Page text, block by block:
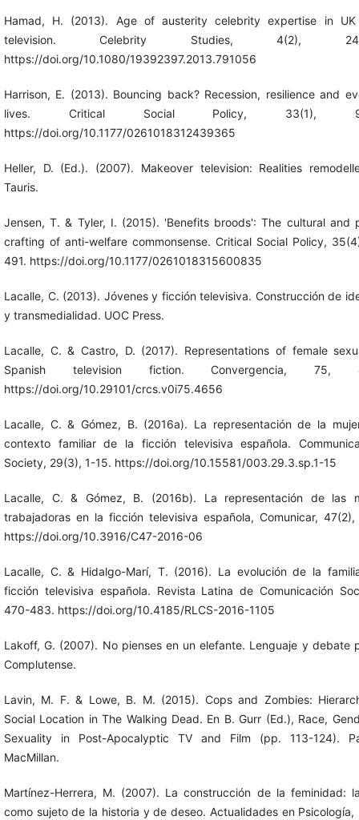
Hamad, H. (2013). Age of austerity celebrity expertise in UK
television. Celebrity Studies, 4(2), 245-
https://doi.org/10.1080/19392397.2013.791056
Harrison, E. (2013). Bouncing back? Recession, resilience and
lives. Critical Social Policy, 33(1), 97-
https://doi.org/10.1177/0261018312439365
Heller, D. (Ed.). (2007). Makeover television: Realities
Tauris.
Jensen, T. & Tyler, I. (2015). 'Benefits broods': The cultural and
crafting of anti-welfare commonsense. Critical Social Policy,
491. https://doi.org/10.1177/0261018315600835
Lacalle, C. (2013). Jóvenes y ficción televisiva. Construcción de
y transmedialidad. UOC Press.
Lacalle, C. & Castro, D. (2017). Representations of female
Spanish television fiction. Convergencia, 75,
https://doi.org/10.29101/crcs.v0i75.4656
Lacalle, C. & Gómez, B. (2016a). La representación de la
contexto familiar de la ficción televisiva española.
Society, 29(3), 1-15. https://doi.org/10.15581/003.29.3.sp.1-15
Lacalle, C. & Gómez, B. (2016b). La representación de las
trabajadoras en la ficción televisiva española, Comunicar,
https://doi.org/10.3916/C47-2016-06
Lacalle, C. & Hidalgo-Marí, T. (2016). La evolución de la
ficción televisiva española. Revista Latina de Comunicación
470-483. https://doi.org/10.4185/RLCS-2016-1105
Lakoff, G. (2007). No pienses en un elefante. Lenguaje y debate
Complutense.
Lavin, M. F. & Lowe, B. M. (2015). Cops and Zombies:
Social Location in The Walking Dead. En B. Gurr (Ed.), Race,
Sexuality in Post-Apocalyptic TV and Film (pp. 113-124).
MacMillan.
Martínez-Herrera, M. (2007). La construcción de la feminidad:
como sujeto de la historia y de deseo. Actualidades en Psicología,